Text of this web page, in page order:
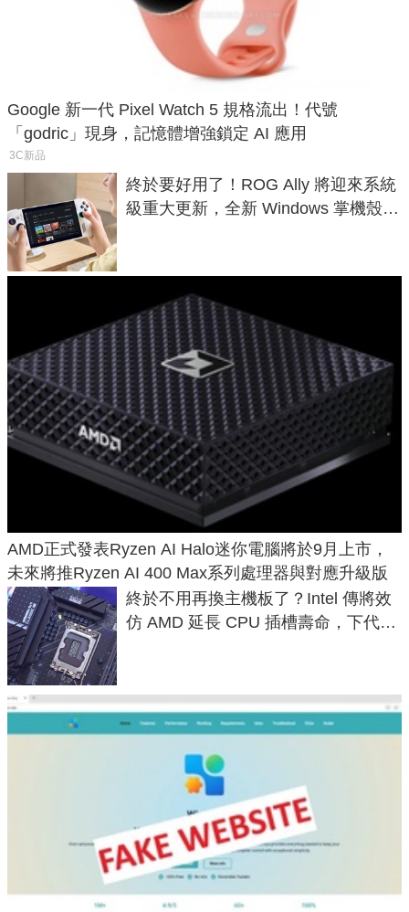
Google 新一代 Pixel Watch 5 規格流出！代號
「godric」現身，記憶體增強鎖定 AI 應用
3C新品
終於要好用了！ROG Ally 將迎來系統
級重大更新，全新 Windows 掌機殼模
AMD正式發表Ryzen AI Halo迷你電腦將於9月上市，
未來將推Ryzen AI 400 Max系列處理器與對應升級版
終於不用再換主機板了？Intel 傳將效
仿 AMD 延長 CPU 插槽壽命，下代